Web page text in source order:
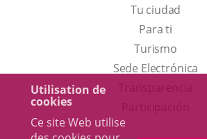
Utilisation de
cookies
Ce site Web utilise
Tu ciudad
Para ti
TurismoEste
enlace
Sede Electrónica